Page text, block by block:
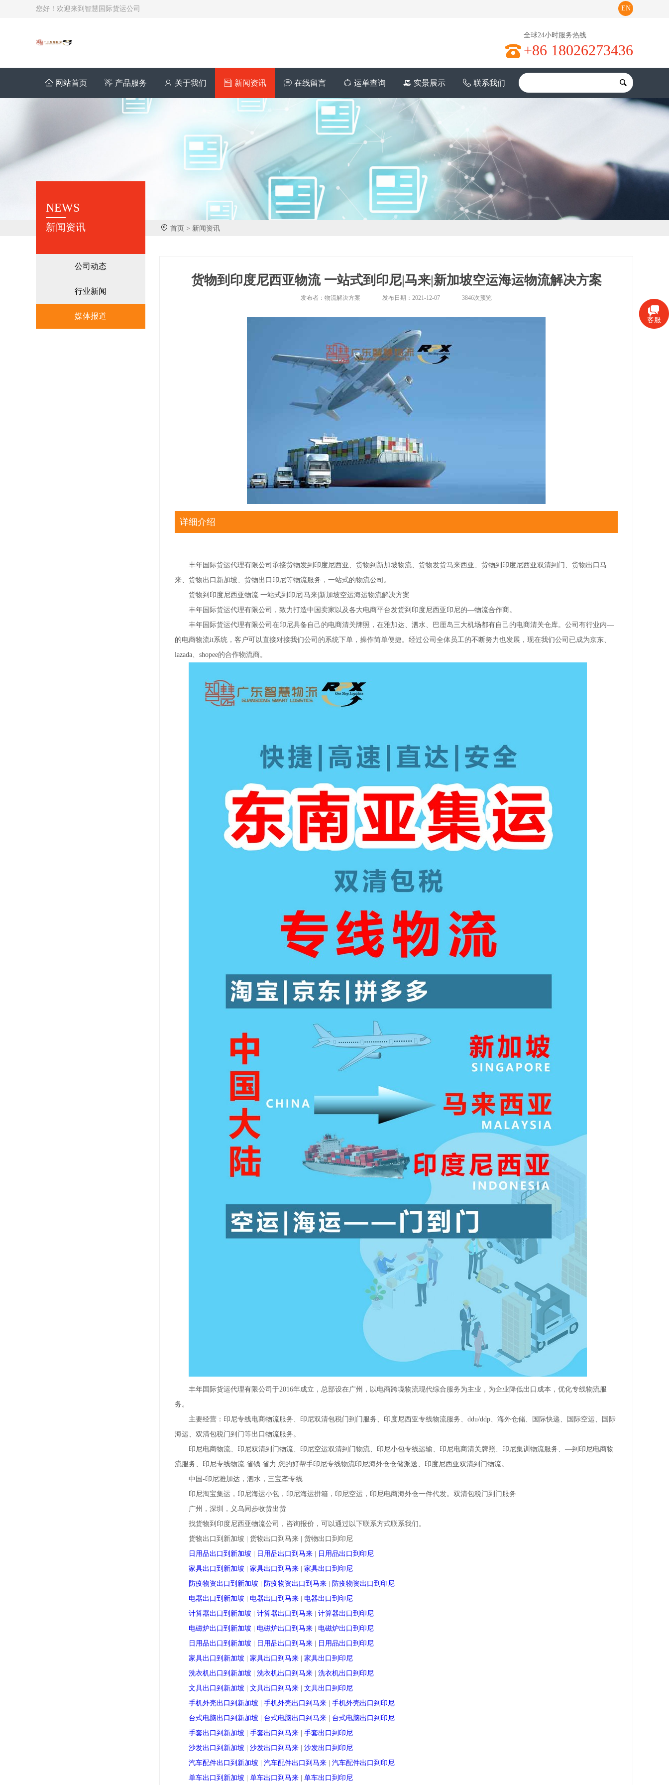
您好！欢迎来到智慧国际货运公司 EN
全球24小时服务热线
+86 18026273436
网站首页 产品服务 关于我们 新闻资讯 在线留言 运单查询 实景展示 联系我们
首页 > 新闻资讯
NEWS
新闻资讯
公司动态
行业新闻
媒体报道
货物到印度尼西亚物流 一站式到印尼|马来|新加坡空运海运物流解决方案
发布者： 物流解决方案 发布日期： 2021-12-07 3846次预览
详细介绍
丰年国际货运代理有限公司承接货物发到印度尼西亚、货物到新加坡物流、货物发货马来西亚、货物到印度尼西亚双清到门、货物出口马
来、货物出口新加坡、货物出口印尼等物流服务，一站式的物流公司。
货物到印度尼西亚物流 一站式到印尼|马来|新加坡空运海运物流解决方案
丰年国际货运代理有限公司，致力打造中国卖家以及各大电商平台发货到印度尼西亚印尼的—物流合作商。
丰年国际货运代理有限公司在印尼具备自己的电商清关牌照，在雅加达、泗水、巴厘岛三大机场都有自己的电商清关仓库。公司有行业内—
的电商物流it系统，客户可以直接对接我们公司的系统下单，操作简单便捷。经过公司全体员工的不断努力也发展，现在我们公司已成为京东、
lazada、shopee的合作物流商。
丰年国际货运代理有限公司于2016年成立，总部设在广州，以电商跨境物流现代综合服务为主业，为企业降低出口成本，优化专线物流服
务。
主要经营：印尼专线电商物流服务、印尼双清包税门到门服务、印度尼西亚专线物流服务、ddu/ddp、海外仓储、国际快递、国际空运、国际
海运、双清包税门到门等出口物流服务。
印尼电商物流、印尼双清到门物流、印尼空运双清到门物流、印尼小包专线运输、印尼电商清关牌照、印尼集训物流服务、—到印尼电商物
流服务、印尼专线物流 省钱 省力 您的好帮手印尼专线物流印尼海外仓仓储派送、印度尼西亚双清到门物流。
中国-印尼雅加达，泗水，三宝垄专线
印尼淘宝集运，印尼海运小包，印尼海运拼箱，印尼空运，印尼电商海外仓一件代发。双清包税门到门服务
广州，深圳，义乌同步收货出货
找货物到印度尼西亚物流公司，咨询报价，可以通过以下联系方式联系我们。
货物出口到新加坡 | 货物出口到马来 | 货物出口到印尼
日用品出口到新加坡
日用品出口到马来
日用品出口到印尼
家具出口到新加坡
家具出口到马来
家具出口到印尼
防疫物资出口到新加坡
防疫物资出口到马来
防疫物资出口到印尼
电器出口到新加坡
电器出口到马来
电器出口到印尼
计算器出口到新加坡
计算器出口到马来
计算器出口到印尼
电磁炉出口到新加坡
电磁炉出口到马来
电磁炉出口到印尼
日用品出口到新加坡
日用品出口到马来
日用品出口到印尼
家具出口到新加坡
家具出口到马来
家具出口到印尼
洗衣机出口到新加坡
洗衣机出口到马来
洗衣机出口到印尼
文具出口到新加坡
文具出口到马来
文具出口到印尼
手机外壳出口到新加坡
手机外壳出口到马来
手机外壳出口到印尼
台式电脑出口到新加坡
台式电脑出口到马来
台式电脑出口到印尼
手套出口到新加坡
手套出口到马来
手套出口到印尼
沙发出口到新加坡
沙发出口到马来
沙发出口到印尼
汽车配件出口到新加坡
汽车配件出口到马来
汽车配件出口到印尼
单车出口到新加坡
单车出口到马来 单车出口到印尼
客服